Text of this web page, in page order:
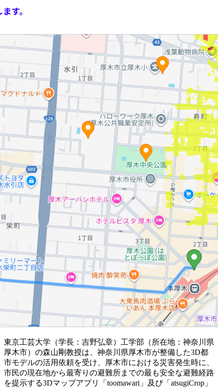
東京工芸大学（学長：吉野弘章）工学部（所在地：神奈川県
厚木市）の森山剛教授は、神奈川県厚木市が整備した3D都
市モデルの活用依頼を受け、厚木市における災害発生時に、
市民の現在地から最寄りの避難所までの最も安全な避難経路
を提示する3Dマップアプリ「toomawari」及び「atsugiCrop」